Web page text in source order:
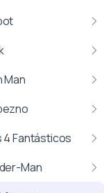
Man
4 Fantásticos
Man